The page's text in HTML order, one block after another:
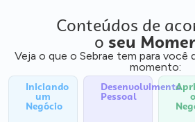
Conteúdos de
o seu
Veja o que o Sebrae tem para você
momento:
Iniciando
um
Negócio
Desenvolvimento
Pessoal o